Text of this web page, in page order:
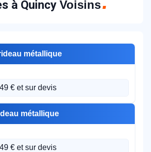
à Quincy Voisins
métallique
€ et sur devis
métallique
€ et sur devis